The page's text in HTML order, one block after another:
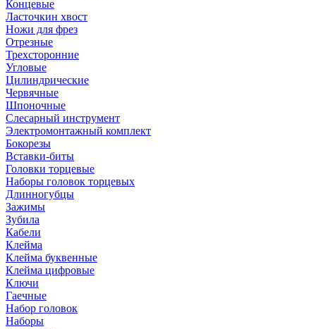
Концевые
Ласточкин хвост
Ножи для фрез
Отрезные
Трехсторонние
Угловые
Цилиндрические
Червячные
Шпоночные
Слесарный инструмент
Электромонтажный комплект
Бокорезы
Вставки-биты
Головки торцевые
Наборы головок торцевых
Длинногубцы
Зажимы
Зубила
Кабели
Клейма
Клейма буквенные
Клейма цифровые
Ключи
Гаечные
Набор головок
Наборы